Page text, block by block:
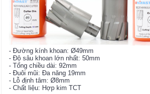
- Đường kính khoan: Ø49mm
- Độ sâu khoan lớn nhất: 50mm
- Tổng chiều dài: 92mm
- Đuôi mũi: Đa năng 19mm
- Lỗ định tâm: Ø8mm
- Chất liệu: Hợp kim TCT